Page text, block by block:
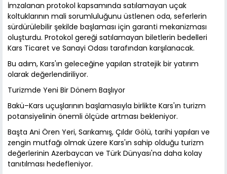
İmzalanan protokol kapsamında satılamayan uçak
koltuklarının mali sorumluluğunu üstlenen oda, seferlerin
sürdürülebilir şekilde başlaması için garanti mekanizması
oluşturdu. Protokol gereği satılamayan biletlerin bedelleri
Kars Ticaret ve Sanayi Odası tarafından karşılanacak.
Bu adım, Kars'ın geleceğine yapılan stratejik bir yatırım
olarak değerlendiriliyor.
Turizmde Yeni Bir Dönem Başlıyor
Bakü–Kars uçuşlarının başlamasıyla birlikte Kars'ın turizm
potansiyelinin önemli ölçüde artması bekleniyor.
Başta Ani Ören Yeri, Sarıkamış, Çıldır Gölü, tarihi yapıları ve
zengin mutfağı olmak üzere Kars'ın sahip olduğu turizm
değerlerinin Azerbaycan ve Türk Dünyası'na daha kolay
tanıtılması hedefleniyor.